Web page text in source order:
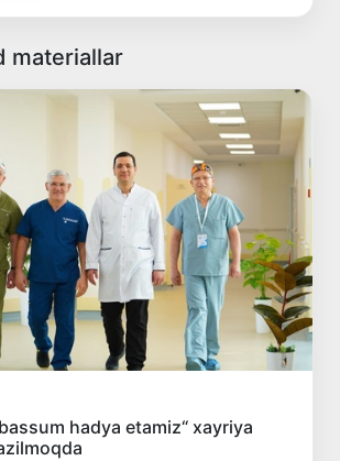
materiallar
hadya etamiz“ xayriya